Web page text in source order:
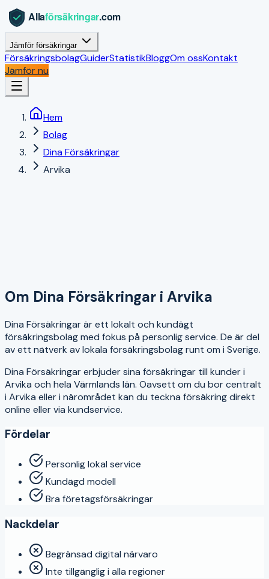
Jämför försäkringar
FörsäkringsbolagGuiderStatistikBloggOm ossKontakt
Jämför nu
Hem
Bolag
Dina Försäkringar
Arvika
Om Dina Försäkringar i Arvika
Dina Försäkringar är ett lokalt och kundägt
försäkringsbolag med fokus på personlig service. De är del
av ett nätverk av lokala försäkringsbolag runt om i Sverige.
Dina Försäkringarerbjuder sina försäkringar till kunder i
Arvika och hela Värmlands län. Oavsett om du bor centralt
i Arvika eller i närområdet kan du teckna försäkring direkt
online eller via kundservice.
Fördelar
Personlig lokal service
Kundägd modell
Bra företagsförsäkringar
Nackdelar
Begränsad digital närvaro
Inte tillgänglig i alla regioner